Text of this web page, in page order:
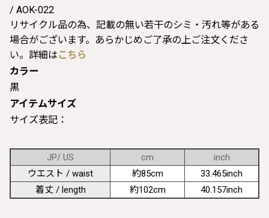
/ AOK-022
リサイクル品の為、記載の無い若干のシミ・汚れ等がある
場合がございます。あらかじめご了承の上ご注文くださ
い。詳細は こちら
カラー
黒
アイテムサイズ
サイズ表記：
JP/ US cm
inch
ウエスト / waist
約85cm
33.465inch
着丈 / length
約102cm 40.157inch